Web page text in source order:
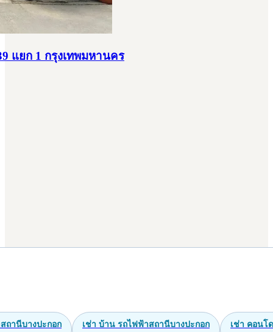
แยก 1 กรุงเทพมหานคร
ถานีบางปะกอก เช่า บ้าน รถไฟฟ้าสถานีบางปะกอก เช่า คอนโ